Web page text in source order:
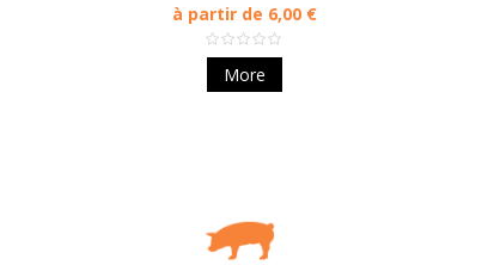
à partir de 6,00 €
More